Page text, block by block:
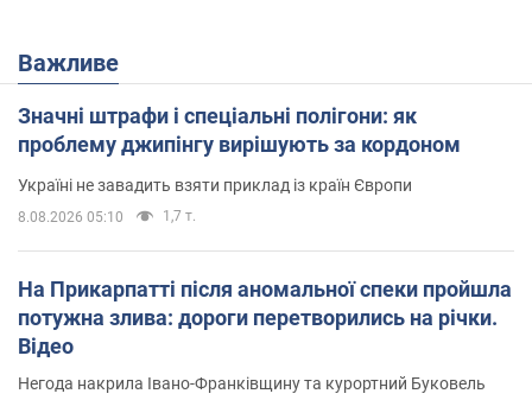
Важливе
Значні штрафи і спеціальні полігони: як
проблему джипінгу вирішують за кордоном
Україні не завадить взяти приклад із країн Європи
8.08.2026 05:10 1,7 т.
На Прикарпатті після аномальної спеки пройшла
потужна злива: дороги перетворились на річки.
Відео
Негода накрила Івано-Франківщину та курортний Буковель